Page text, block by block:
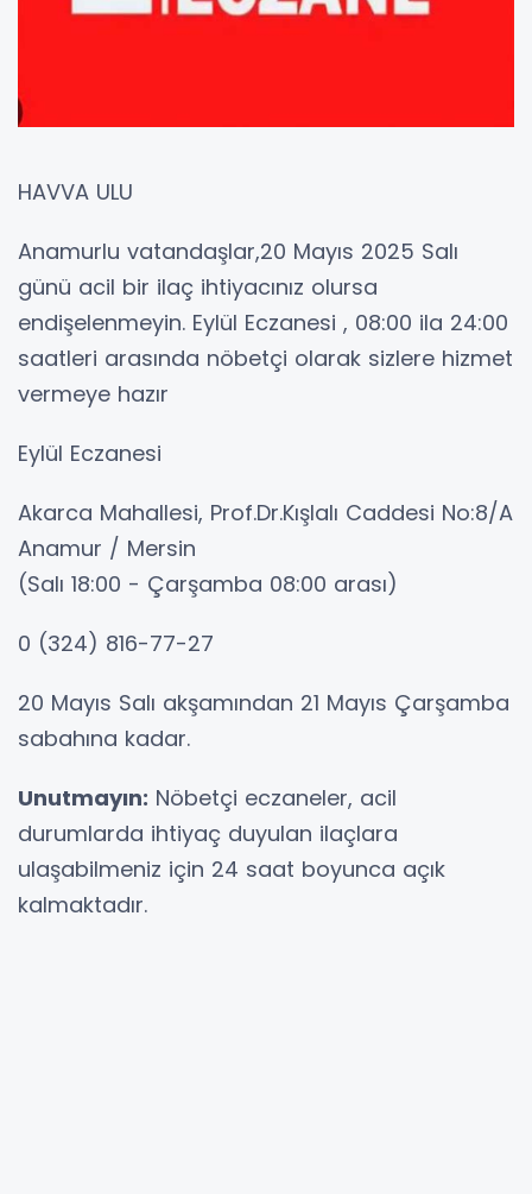
HAVVA ULU
Anamurlu vatandaşlar,20 Mayıs 2025 Salı
günü acil bir ilaç ihtiyacınız olursa
endişelenmeyin. Eylül Eczanesi , 08:00 ila 24:00
saatleri arasında nöbetçi olarak sizlere hizmet
vermeye hazır
Eylül Eczanesi
Akarca Mahallesi, Prof.Dr.Kışlalı Caddesi No:8/A
Anamur / Mersin
(Salı 18:00 - Çarşamba 08:00 arası)
0 (324) 816-77-27
20 Mayıs Salı akşamından 21 Mayıs Çarşamba
sabahına kadar.
Unutmayın: Nöbetçi eczaneler, acil
durumlarda ihtiyaç duyulan ilaçlara
ulaşabilmeniz için 24 saat boyunca açık
kalmaktadır.